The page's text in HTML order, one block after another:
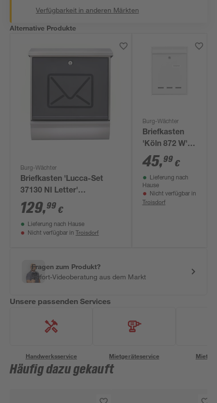
Verfügbarkeit in anderen Märkten
Alternative Produkte
Burg-Wächter
Briefkasten 'Lucca-Set
37130 NI Letter'
edelstahlfarben/transluzent
anthrazit 38 x 44 x 14,8 cm
129,99 €
Lieferung nach Hause
Nicht verfügbar in Troisdorf
Burg-Wächter
Briefkasten
'Köln 872 W'
weiß 25,5 x 34
x 8,5 cm
45,99 €
Lieferung nach
Hause
Nicht verfügbar in
Troisdorf
Fragen zum Produkt?
Sofort-Videoberatung aus dem Markt
Unsere passenden Services
Handwerksservice Mietgeräteservice
Häufig dazu gekauft